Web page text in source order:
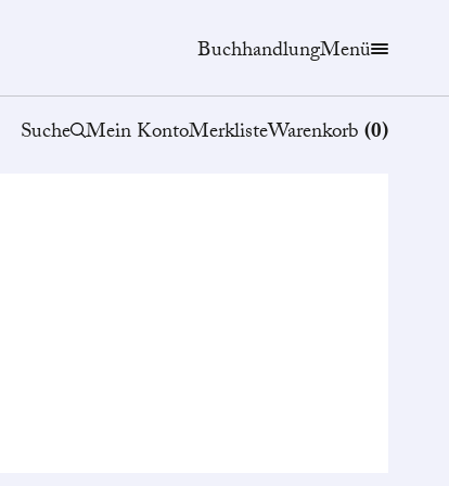
BuchhandlungMenü
Suche Mein KontoMerklisteWarenkorb(0)